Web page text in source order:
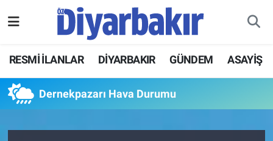
RESMİ İLANLAR DİYARBAKIR GÜNDEM ASAYİŞ
Dernekpazarı Hava Durumu
ASAYİŞ
DİYARBAKIR
Hava Durumu
Namaz Vakitleri